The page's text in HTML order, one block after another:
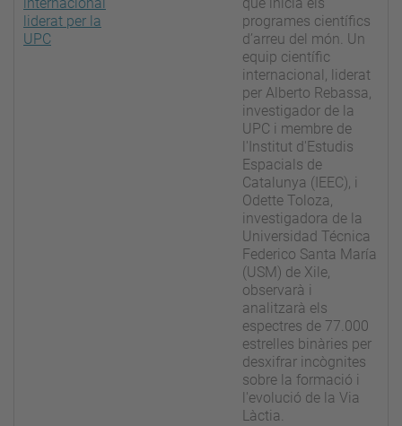
internacional
liderat per la
UPC
que inicia els
programes científics
d’arreu del món. Un
equip científic
internacional, liderat
per Alberto Rebassa,
investigador de la
UPC i membre de
l'Institut d'Estudis
Espacials de
Catalunya (IEEC), i
Odette Toloza,
investigadora de la
Universidad Técnica
Federico Santa María
(USM) de Xile,
observarà i
analitzarà els
espectres de 77.000
estrelles binàries per
desxifrar incògnites
sobre la formació i
l'evolució de la Via
Làctia.